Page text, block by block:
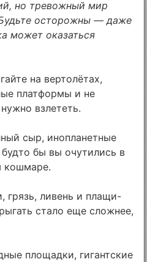
но тревожный мир
осторожны — даже
может оказаться
на вертолётах,
платформы и не
взлететь.
сыр, инопланетные
бы вы очутились в
кошмаре.
грязь, ливень и плащи-
стало еще сложнее,
площадки, гигантские